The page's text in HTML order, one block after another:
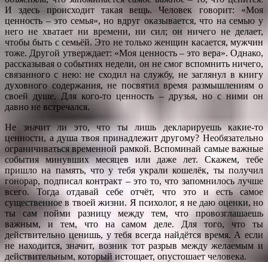
И здесь происходит такая вещь. Человек говорит: «Моя
ценность – это семья», но вдруг оказывается, что на семью у
него не хватает ни времени, ни сил; он ничего не делает,
чтобы быть с семьёй. Это не только женщин касается, мужчин
тоже. Другой утверждает: «Моя ценность – это вера». Однако,
рассказывая о событиях недели, он не смог вспомнить ничего,
связанного с нею: не сходил на службу, не заглянул в книгу
духовного содержания, не посвятил время размышлениям о
своей душе. Для кого-то ценность – друзья, но с ними он
давно не встречался.
Не значит ли это, что ты лишь декларируешь какие-то
ценности, а душа твоя принадлежит другому? Необязательно
ограничиваться временной рамкой. Вспоминай самые важные
события минувших месяцев или даже лет. Скажем, тебе
пришло на память, что у тебя украли кошелёк, ты получил
гонорар, подписал контракт – это то, что запомнилось лучше
всего. Тогда отдавай себе отчёт, что это и есть самое
существенное в твоей жизни. Я психолог, я не даю оценки, но
ты сам пойми разницу между тем, что провозглашаешь
важным, и тем, что на самом деле. Для того, что ты
действительно ценишь, у тебя всегда найдётся время. А если
не находится, значит, возник тот разрыв между желаемым и
действительным, который истощает, опустошает человека.